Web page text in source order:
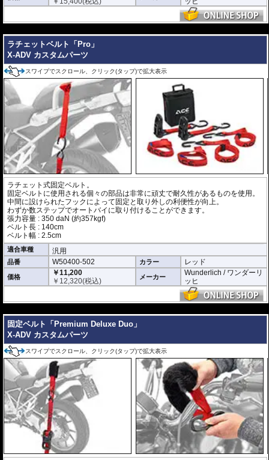
ラチェットベルト「Pro」
X-ADV カスタムパーツ
スワイプでスクロール、クリック(タップ)で拡大表示
ラチェット式固定ベルト。
固定ベルトに使用される個々の部品は非常に頑丈で耐久性があるものを使用。
中間に設けられたフックによって固定と取り外しの利便性が向上。
わずか数ステップでオートバイに取り付けることができます。
張力容量 : 350 daN (約357kgf)
ベルト長 : 140cm
ベルト幅 : 2.5cm
適合車種 汎用
品番 W50400-502 カラー レッド
価格
￥11,200
￥ 12,320(税込) メーカー
Wunderlich / ワンダーリ
ッヒ
固定ベルト「Premium Deluxe Duo」
X-ADV カスタムパーツ
スワイプでスクロール、クリック(タップ)で拡大表示